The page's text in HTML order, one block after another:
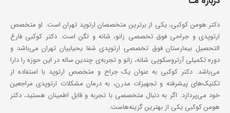
دکتر هومن کوکبی، یکی از برترین متخصصان ارتوپد تهران است. او متخصص
ارتوپدی و جراحی فوق تخصصی زانو، شانه و لگن است. دکتر کوکبی فارغ
التحصیل بیمارستان فوق تخصصی ارتوپدی شفا یحیاییان تهران می‌باشد و
دوره تکمیلی آرتروسکوپی شانه، زانو و تجربه‌ی چندین ساله در این حوزه را دارا
می‌باشد. دکتر کوکبی به عنوان یک جراح و متخصص ارتوپد با استفاده از
تکنیک‌های پیشرفته و تجهیزات مدرن، به درمان مشکلات ارتوپدی مراجعین
خود می‌پردازد. اگر به دنبال متخصصی با تجربه و قابل اطمینان هستید، دکتر
هومن کوکبی یکی از بهترین گزینه‌هاست.